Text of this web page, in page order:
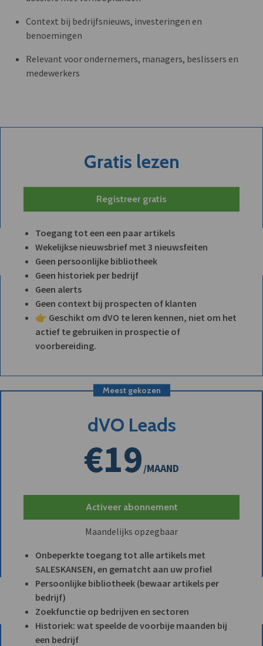
Context bij bedrijfsnieuws, investeringen en
benoemingen
Relevant voor ondernemers, managers, beslissers en
medewerkers
Gratis lezen
Registreer gratis
Toegang tot een een paar artikels
Wekelijkse nieuwsbrief met 3 nieuwsfeiten
Geen persoonlijke bibliotheek
Geen historiek per bedrijf
Geen alerts
Geen context bij prospecten of klanten
👉 Geschikt om dVO te leren kennen, niet om het
actief te gebruiken in prospectie of
voorbereiding.
Meest gekozen
dVO Leads
€19/MAAND
Activeer abonnement
Maandelijks opzegbaar
Onbeperkte toegang tot alle artikels met
SALESKANSEN, en gematcht aan uw profiel
Persoonlijke bibliotheek (bewaar artikels per
bedrijf)
Zoekfunctie op bedrijven en sectoren
Historiek: wat speelde de voorbije maanden bij
een bedrijf